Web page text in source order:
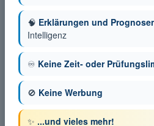
🧠 Erklärungen und
Intelligenz
♾️ Keine Zeit- oder
🚫 Keine Werbung
✨ ...und vieles mehr!